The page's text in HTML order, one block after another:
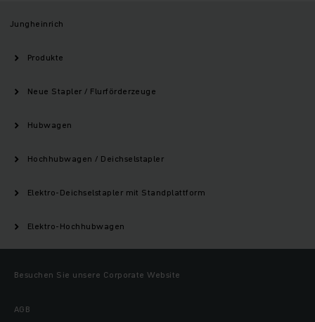
Jungheinrich
Produkte
Neue Stapler / Flurförderzeuge
Hubwagen
Hochhubwagen / Deichselstapler
Elektro-Deichselstapler mit Standplattform
Elektro-Hochhubwagen
Besuchen Sie unsere Corporate Website
AGB